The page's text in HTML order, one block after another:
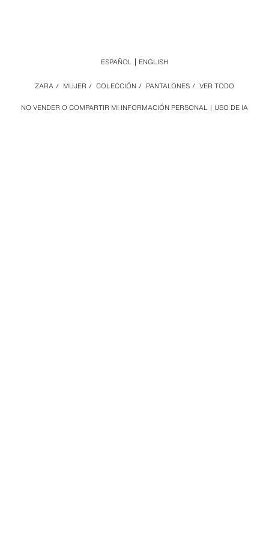
NO VENDER O COMPARTIR MI INFORMACIÓN PERSONAL USO DE IA
ZARA / MUJER / COLECCIÓN / PANTALONES / VER TODO
ESPAÑOL ENGLISH